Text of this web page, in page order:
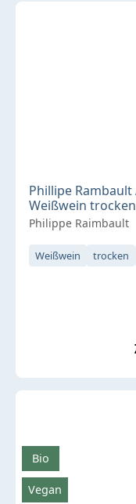
Phillipe
Weißwein
Philippe Raimbault
Weißwein trocken
Bio
Vegan